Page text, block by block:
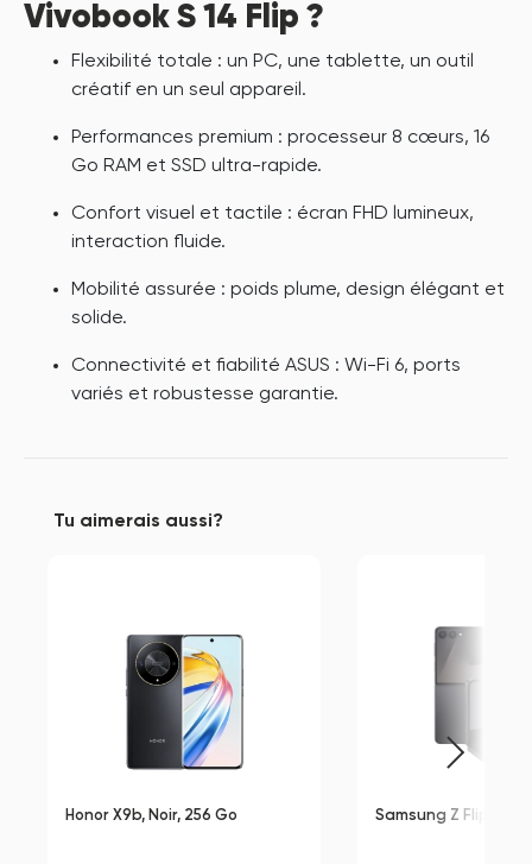
Vivobook S 14 Flip ?
Flexibilité totale : un PC, une tablette, un outil
créatif en un seul appareil.
Performances premium : processeur 8 cœurs, 16
Go RAM et SSD ultra-rapide.
Confort visuel et tactile : écran FHD lumineux,
interaction fluide.
Mobilité assurée : poids plume, design élégant et
solide.
Connectivité et fiabilité ASUS : Wi-Fi 6, ports
variés et robustesse garantie.
Tu aimerais aussi?
Honor X9b, Noir, 256 Go Samsung Z Flip 7,